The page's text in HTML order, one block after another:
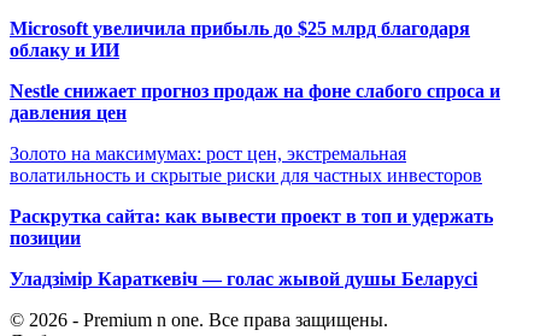
Microsoft увеличила прибыль до $25 млрд благодаря
облаку и ИИ
Nestle снижает прогноз продаж на фоне слабого спроса и
давления цен
Золото на максимумах: рост цен, экстремальная
волатильность и скрытые риски для частных инвесторов
Раскрутка сайта: как вывести проект в топ и удержать
позиции
Уладзімір Караткевіч — голас жывой душы Беларусі
© 2026 - Premium n one. Все права защищены.